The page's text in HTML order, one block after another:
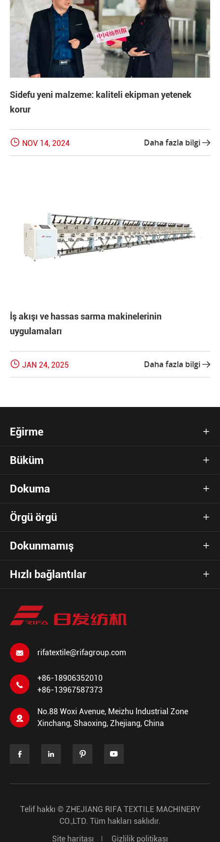
Sidefu yeni malzeme: kaliteli ekipman yetenek
korur
 NOV 14, 2024 Daha fazla bilgi 
İş akışı ve hassas sarma makinelerinin
uygulamaları
 JAN 24, 2025 Daha fazla bilgi 
Eğirme 
Büküm 
Dokuma 
Örgü örgü 
Dokunmamış 
Hızlı bağlantılar 
 rifatextile@rifagroup.com

+86-18906352010
+86-13967587373

No.88 Woxi Avenue, Meizhu lndustrial Zone
Xinchang, Shaoxing, Zhejiang, China
   
Telif hakkı © ZHEJIANG RIFA TEXTILE MACHINERY
CO.,LTD. Tüm hakları saklıdır.
Site haritası
Gizlilik politikası